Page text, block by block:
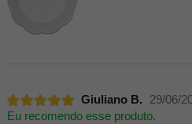
Giuliano B.
29/06/
Eu recomendo esse produto.